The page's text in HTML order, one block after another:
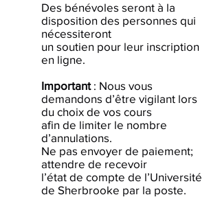
Des bénévoles seront à la
disposition des personnes qui
nécessiteront
un soutien pour leur inscription
en ligne.
Important: Nous vous
demandons d’être vigilant lors
du choix de vos cours
afin de limiter le nombre
d’annulations.
Ne pas envoyer de paiement;
attendre de recevoir
l’état de compte de l’Université
de Sherbrooke par la poste.